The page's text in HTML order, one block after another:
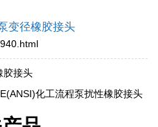
变径橡胶接头
胶接头
化工流程泵扰性橡胶接头